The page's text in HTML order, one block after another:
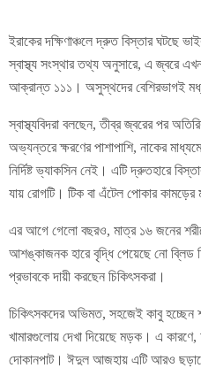
ইরাকের দক্ষিণাঞ্চলে দ্রুত বিস্তার ঘটছে
স্বাস্থ্য সংস্থার তথ্য অনুসারে, এ জ্বরে
আক্রান্ত ১১১। অসুস্থদের বেশিরভাগই
স্বাস্থ্যবিদরা বলছেন, তীব্র জ্বরের পর
অভ্যন্তরে ক্ষরণের পাশাপাশি, নাকের
নির্দিষ্ট ভ্যাকসিন নেই। এটি দ্রুতহারে
যায় রোগটি। টিক বা এঁটেল পোকার কামড়ের
এর আগে গেলো বছরও, মাত্র ১৬ জনের
আশঙ্কাজনক হারে বৃদ্ধি পেয়েছে নো ব্লিড
প্রভাবকে দায়ী করছেন চিকিৎসকরা।
চিকিৎসকদের অভিমত, সহজেই কাবু হচ্ছেন
খামারগুলোয় দেখা দিয়েছে মড়ক। এ কারণে,
দোকানপাট। ঈদুল আজহায় এটি আরও